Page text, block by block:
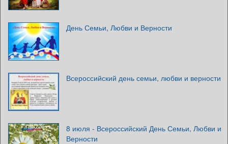
День Семьи, Любви и Верности
Всероссийский день семьи, любви и верности
8 июля - Всероссийский День Семьи, Любви и
Верности